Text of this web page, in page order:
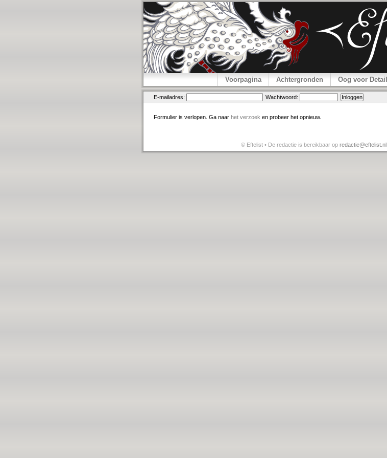
Voorpagina Achtergronden Oog voor Detail
E-mailadres: Wachtwoord:
Formulier is verlopen. Ga naar het verzoek en probeer het opnieuw.
© Eftelist • De redactie is bereikbaar op redactie@eftelist.nl